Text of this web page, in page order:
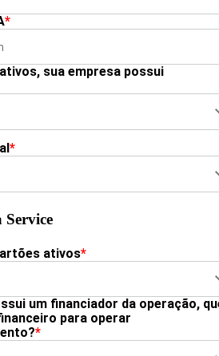
*
sua empresa possui
*
Service
ativos*
um financiador da operação,
para operar
*